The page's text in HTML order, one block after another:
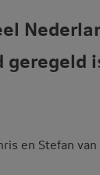
geregeld
en Stefan